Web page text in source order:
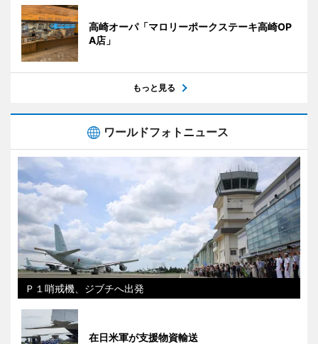
高崎オーパ「マロリーポークステーキ高崎OP
A店」
もっと見る
ワールドフォトニュース
Ｐ１哨戒機、ジブチへ出発
在日米軍が支援物資輸送